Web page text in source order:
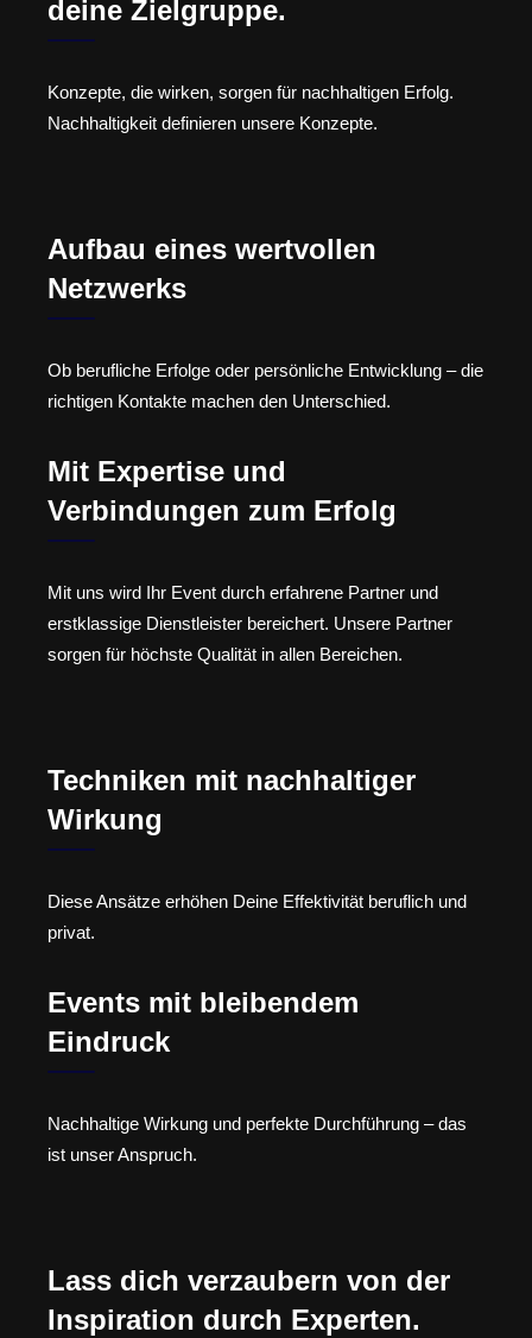
deine Zielgruppe.
Konzepte, die wirken, sorgen für nachhaltigen Erfolg.
Nachhaltigkeit definieren unsere Konzepte.
Aufbau eines wertvollen
Netzwerks
Ob berufliche Erfolge oder persönliche Entwicklung – die
richtigen Kontakte machen den Unterschied.
Mit Expertise und
Verbindungen zum Erfolg
Mit uns wird Ihr Event durch erfahrene Partner und
erstklassige Dienstleister bereichert. Unsere Partner
sorgen für höchste Qualität in allen Bereichen.
Techniken mit nachhaltiger
Wirkung
Diese Ansätze erhöhen Deine Effektivität beruflich und
privat.
Events mit bleibendem
Eindruck
Nachhaltige Wirkung und perfekte Durchführung – das
ist unser Anspruch.
Lass dich verzaubern von der
Inspiration durch Experten.